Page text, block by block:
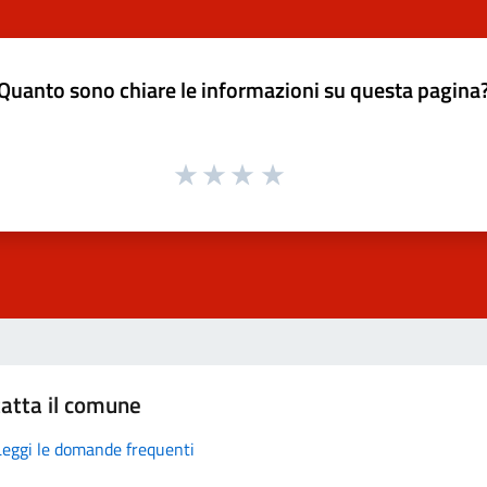
sono chiare le informazioni su questa
il comune
le domande frequenti